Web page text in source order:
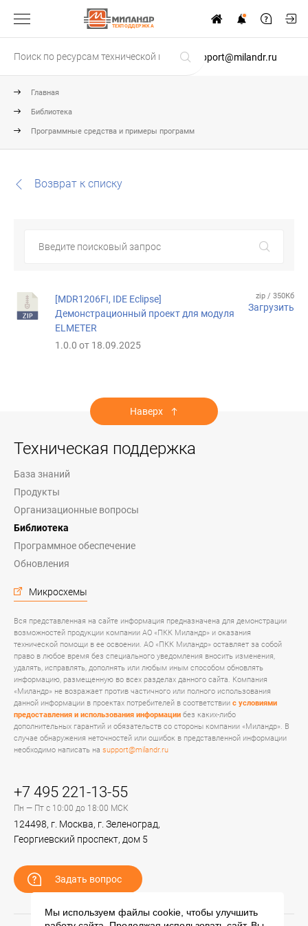
ТЕХПОДДЕРЖКА
support@milandr.ru
Главная
Библиотека
Программные средства и примеры программ
Возврат к списку
[MDR1206FI, IDE Eclipse]
Демонстрационный проект для модуля
ELMETER
1.0.0 от 18.09.2025
zip / 350Кб
Загрузить
Наверх
Техническая поддержка
База знаний
Продукты
Организационные вопросы
Библиотека
Программное обеспечение
Обновления
Микросхемы
Вся представленная на сайте информация предназначена для демонстрации
возможностей продукции компании АО «ПКК Миландр» и оказания
технической помощи в ее освоении. АО «ПКК Миландр» оставляет за собой
право в любое время без специального уведомления вносить изменения,
удалять, исправлять, дополнять или любым иным способом обновлять
информацию, размещенную во всех разделах данного сайта. Компания
«Миландр» не возражает против частичного или полного использования
данной информации в проектах потребителей в соответствии с условиями
предоставления и использования информации без каких-либо
дополнительных гарантий и обязательств со стороны компании «Миландр». В
случае обнаружения неточностей или ошибок в представленной информации
необходимо написать на support@milandr.ru
+7 495 221-13-55
Пн — Пт с 10:00 до 18:00 МСК
124498, г. Москва, г. Зеленоград,
Георгиевский проспект, дом 5
Задать вопрос
Мы используем файлы cookie, чтобы улучшить